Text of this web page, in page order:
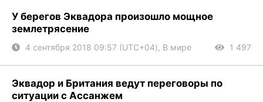
У берегов Эквадора произошло мощное
землетрясение
4 сентября 2018 09:57 (UTC+04), В мире 1 497
Эквадор и Британия ведут переговоры по
ситуации с Ассанжем